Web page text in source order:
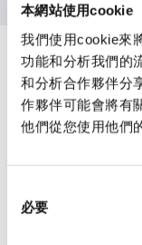
本網站使用cookie
我們使用cookie來
功能和分析我們的
和分析合作夥伴分
作夥伴可能會將有
他們從您使用他們
必要
規格
審美規範
環境規範